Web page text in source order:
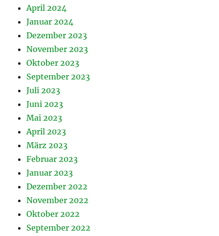
April 2024
Januar 2024
Dezember 2023
November 2023
Oktober 2023
September 2023
Juli 2023
Juni 2023
Mai 2023
April 2023
März 2023
Februar 2023
Januar 2023
Dezember 2022
November 2022
Oktober 2022
September 2022